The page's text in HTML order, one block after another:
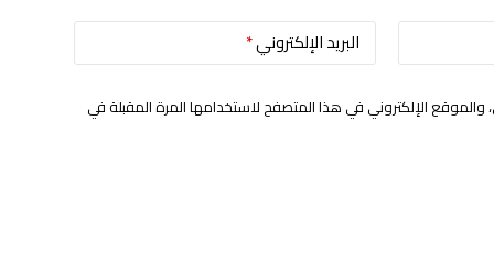
البريد الإلكتروني*
والموقع الإلكتروني في هذا المتصفح لاستخدامها المرة المقبلة في